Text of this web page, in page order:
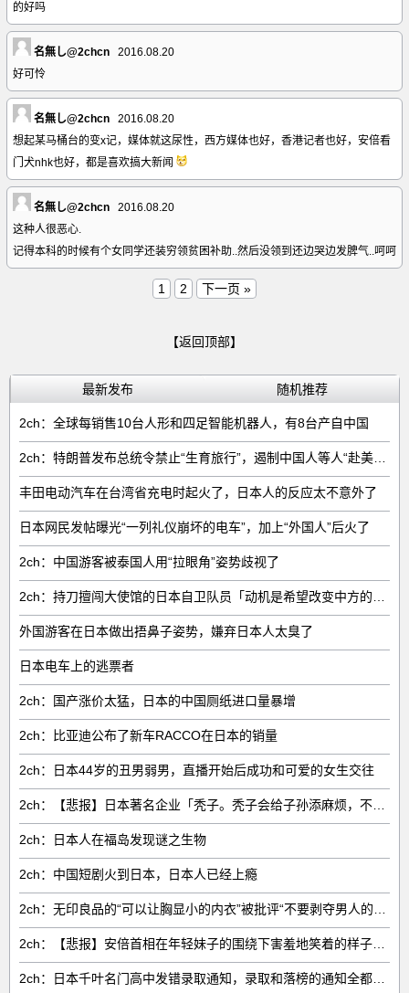
的好吗
名無し@2chcn
2016.08.20
好可怜
名無し@2chcn
2016.08.20
想起某马桶台的变x记，媒体就这尿性，西方媒体也好，香港记者也好，安倍看
门犬nhk也好，都是喜欢搞大新闻
名無し@2chcn
2016.08.20
这种人很恶心.
记得本科的时候有个女同学还装穷领贫困补助..然后没领到还边哭边发脾气..呵呵
1 2 下一页 »
【返回顶部】
最新发布 随机推荐
2ch：全球每销售‌10台人形和四足智能机器人‌，有‌8台‌产自中国
丰田电动汽车在台湾省充电时起火了，日本人的反应太不意外了
日本网民发帖曝光“一列礼仪崩坏的电车”，加上“外国人”后火了
2ch：中国游客被泰国人用“拉眼角”姿势歧视了
外国游客在日本做出捂鼻子姿势，嫌弃日本人太臭了
日本电车上的逃票者
2ch：国产涨价太猛，日本的中国厕纸进口量暴增
2ch：比亚迪公布了新车RACCO在日本的销量
2ch：日本44岁的丑男弱男，直播开始后成功和可爱的女生交往
2ch：日本人在福岛发现谜之生物
2ch：中国短剧火到日本，日本人已经上瘾